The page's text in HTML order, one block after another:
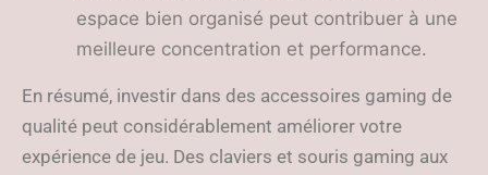
espace bien organisé peut contribuer à une
meilleure concentration et performance.
En résumé, investir dans des accessoires gaming de
qualité peut considérablement améliorer votre
expérience de jeu. Des claviers et souris gaming aux